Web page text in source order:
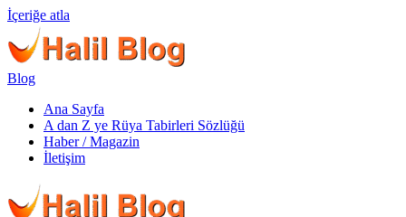
İçeriğe atla
Blog
Ana Sayfa
A dan Z ye Rüya Tabirleri Sözlüğü
Haber / Magazin
İletişim